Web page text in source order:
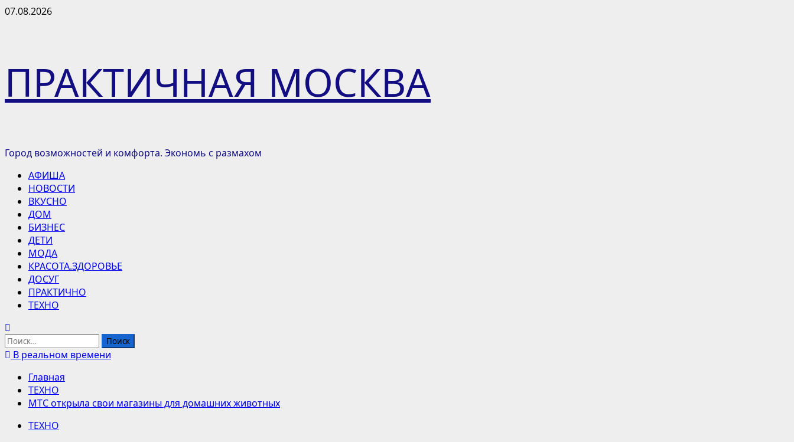
Перейти
07.08.2026
ПРАКТИЧНАЯ МОСКВА
Город возможностей и комфорта. Экономь с размахом
Основное
меню
АФИША
НОВОСТИ
ВКУСНО
ДОМ
БИЗНЕС
ДЕТИ
МОДА
КРАСОТА.ЗДОРОВЬЕ
ДОСУГ
ПРАКТИЧНО
ТЕХНО
Найти:
В реальном времени
Главная
ТЕХНО
МТС открыла свои магазины для домашних животных
ТЕХНО